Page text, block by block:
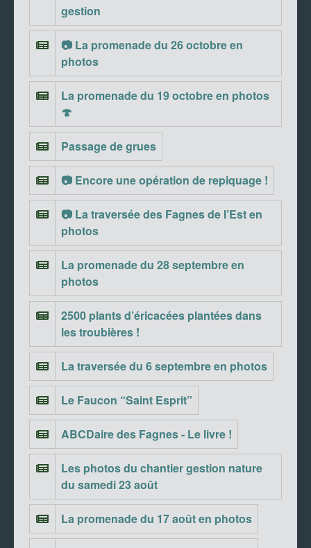
gestion
📷 La promenade du 26 octobre en
photos
La promenade du 19 octobre en photos
🍄
Passage de grues
📷 Encore une opération de repiquage !
📷 La traversée des Fagnes de l’Est en
photos
La promenade du 28 septembre en
photos
2500 plants d’éricacées plantées dans
les troubières !
La traversée du 6 septembre en photos
Le Faucon “Saint Esprit”
ABCDaire des Fagnes - Le livre !
Les photos du chantier gestion nature
du samedi 23 août
La promenade du 17 août en photos